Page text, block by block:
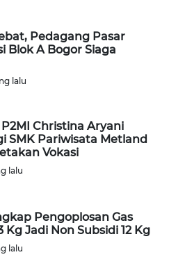
Pedagang Pasar
Blok A Bogor Siaga
lalu
Christina Aryani
SMK Pariwisata Metland
Vokasi
lalu
Pengoplosan Gas
Kg Jadi Non Subsidi 12 Kg
lalu